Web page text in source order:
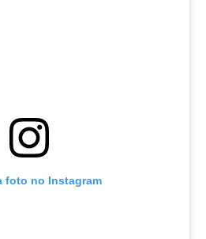
foto no Instagram